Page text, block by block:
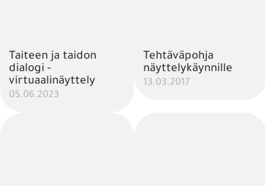
Taiteen ja taidon
dialogi -
virtuaalinäyttely
05.06.2023
Tehtäväpohja
näyttelykäynnille
13.03.2017